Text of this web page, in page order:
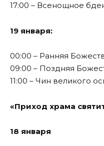
17:00 – Всенощное
19 января:
00:00 – Ранняя
09:00 – Поздняя
11:00 – Чин великого
«Приход храма
18 января